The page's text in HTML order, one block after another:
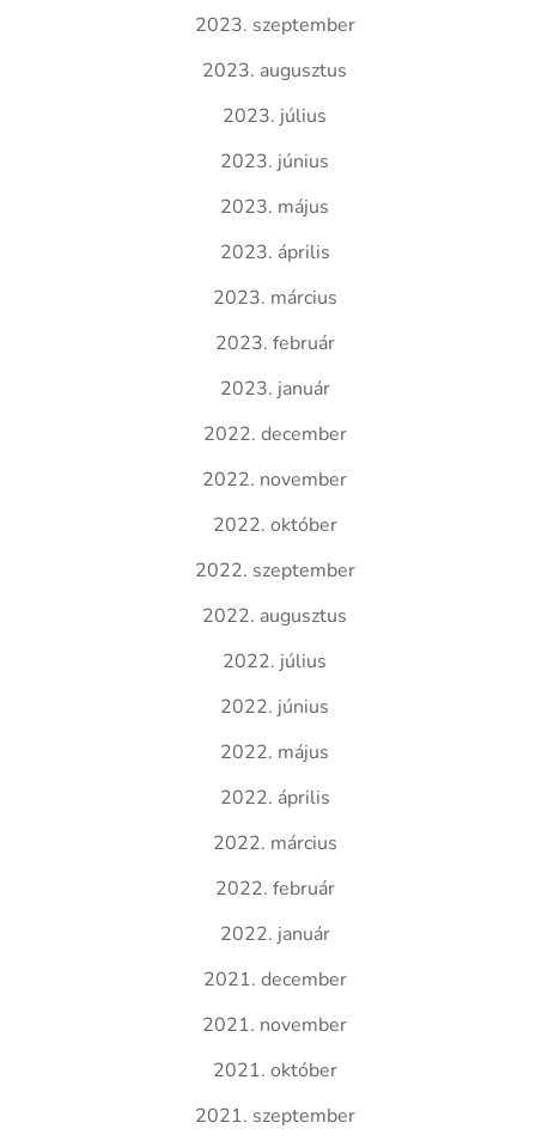
2023. szeptember
2023. augusztus
2023. július
2023. június
2023. május
2023. április
2023. március
2023. február
2023. január
2022. december
2022. november
2022. október
2022. szeptember
2022. augusztus
2022. július
2022. június
2022. május
2022. április
2022. március
2022. február
2022. január
2021. december
2021. november
2021. október
2021. szeptember